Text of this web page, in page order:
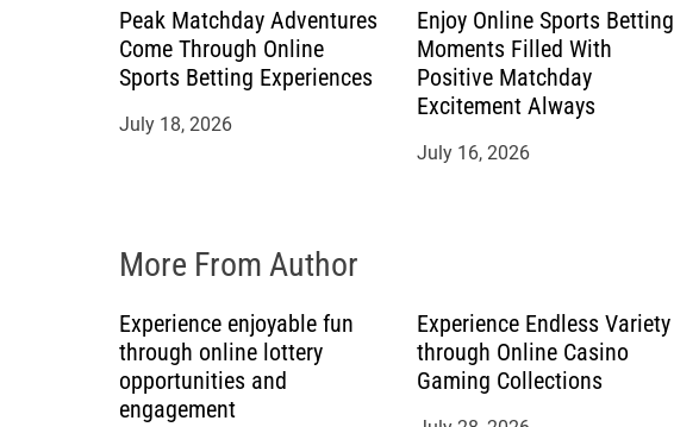
a
t
i
n
Peak Matchday Adventures
Come Through Online
Sports Betting Experiences
July 18, 2026
Enjoy Online Sports Betting
Moments Filled With
Positive Matchday
Excitement Always
July 16, 2026
More From Author
Experience enjoyable fun
through online lottery
opportunities and
engagement
Experience Endless Variety
through Online Casino
Gaming Collections